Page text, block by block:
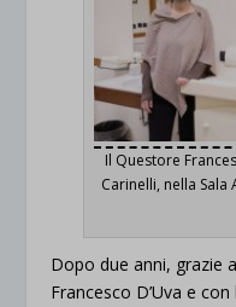
Il Questore
Carinelli, nella
Dopo due anni, grazie
Francesco D’Uva e